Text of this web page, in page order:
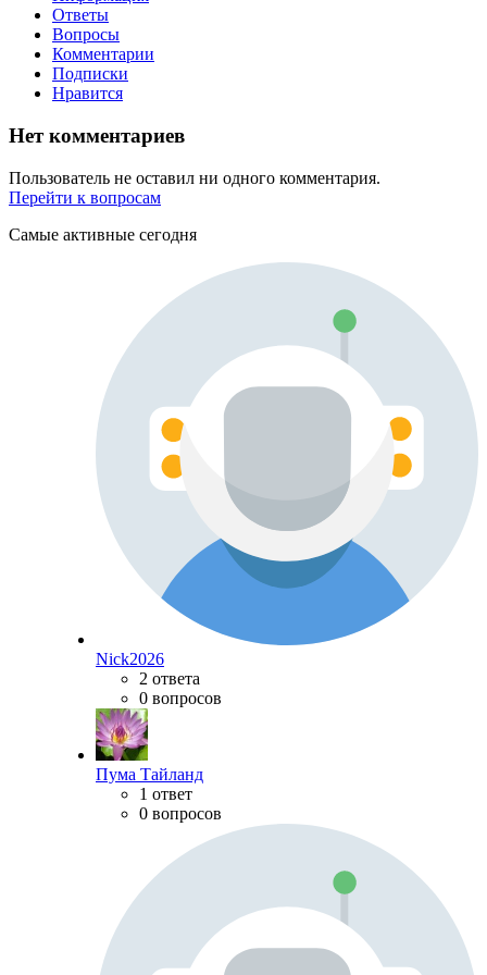
Ответы
Вопросы
Комментарии
Подписки
Нравится
Нет комментариев
Пользователь не оставил ни одного комментария.
Перейти к вопросам
Самые активные сегодня
Nick2026
2 ответа
0 вопросов
Пума Тайланд
1 ответ
0 вопросов